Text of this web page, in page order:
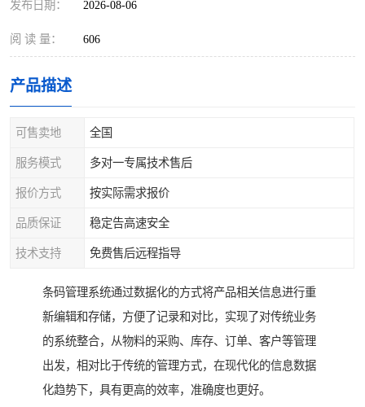
发布日期： 2026-08-06
阅 读 量： 606
产品描述
可售卖地 全国
服务模式 多对一专属技术售后
报价方式 按实际需求报价
品质保证 稳定告高速安全
技术支持 免费售后远程指导
条码管理系统通过数据化的方式将产品相关信息进行重
新编辑和存储，方便了记录和对比，实现了对传统业务
的系统整合，从物料的采购、库存、订单、客户等管理
出发，相对比于传统的管理方式，在现代化的信息数据
化趋势下，具有更高的效率，准确度也更好。